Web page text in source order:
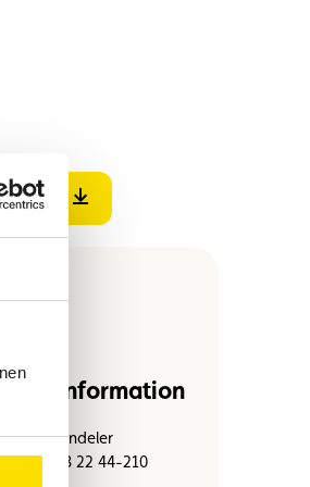
und Information
Schandeler
Tel: 28 22 44-210